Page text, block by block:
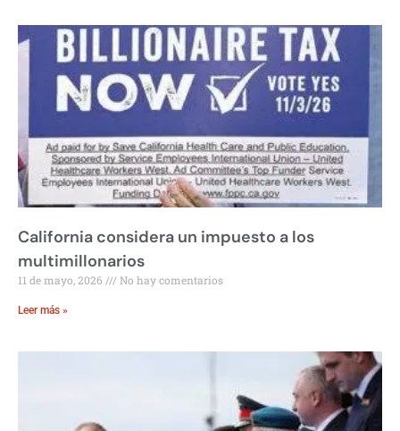
California considera un impuesto a los
multimillonarios
11 de mayo, 2026 No hay comentarios
Leer más »